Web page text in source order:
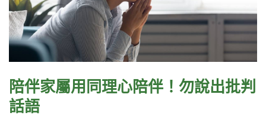
陪伴家屬用同理心陪伴！勿說出批判
話語